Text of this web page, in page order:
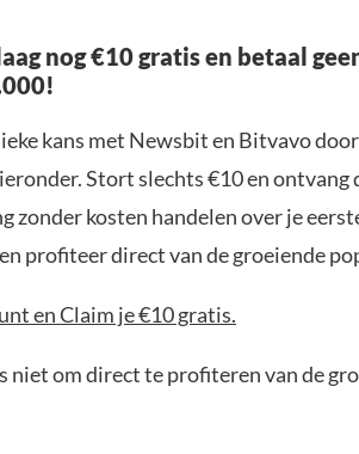
nog €10 gratis en betaal
kans met Newsbit en Bitvavo
Stort slechts €10 en
zonder kosten handelen over je
profiteer direct van de groeiende
en Claim je €10 gratis.
niet om direct te profiteren van de